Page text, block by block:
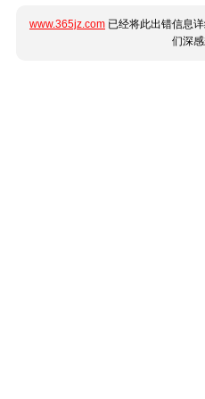
www.365jz.com 已经将此出错信息
们深